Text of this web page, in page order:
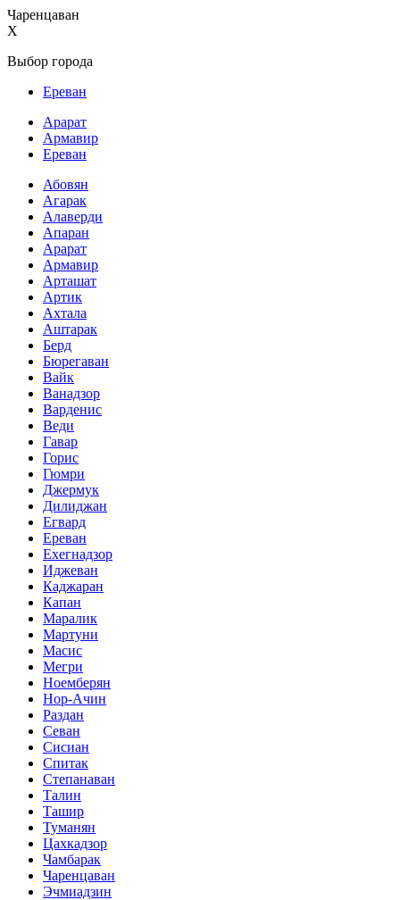
Чаренцаван
X
Выбор города
Ереван
Арарат
Армавир
Ереван
Абовян
Агарак
Алаверди
Апаран
Арарат
Армавир
Арташат
Артик
Ахтала
Аштарак
Берд
Бюрегаван
Вайк
Ванадзор
Варденис
Веди
Гавар
Горис
Гюмри
Джермук
Дилиджан
Егвард
Ереван
Ехегнадзор
Иджеван
Каджаран
Капан
Маралик
Мартуни
Масис
Мегри
Ноемберян
Нор-Ачин
Раздан
Севан
Сисиан
Спитак
Степанаван
Талин
Ташир
Туманян
Цахкадзор
Чамбарак
Чаренцаван
Эчмиадзин